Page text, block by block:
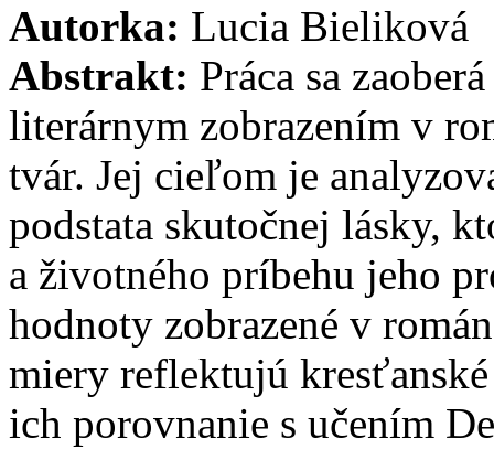
Autorka: Lucia Bieliková
Abstrakt: Práca sa
literárnym zobrazením v
tvár. Jej cieľom je
podstata skutočnej lásky,
a životného príbehu jeho
hodnoty zobrazené v
miery reflektujú
ich porovnanie s učením